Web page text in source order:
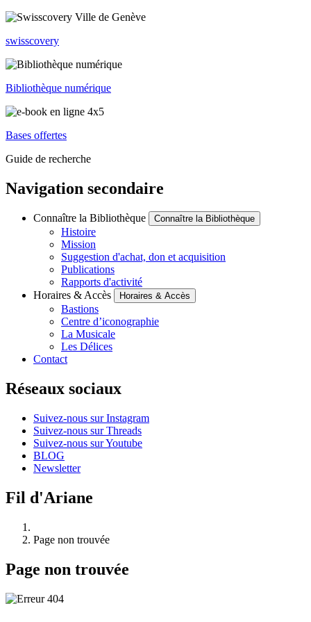
swisscovery
Bibliothèque numérique
Bases offertes
Guide de recherche
Navigation secondaire
Connaître la Bibliothèque Connaître la Bibliothèque
Histoire
Mission
Suggestion d'achat, don et acquisition
Publications
Rapports d'activité
Horaires & Accès
Horaires & Accès
Bastions
Centre d’iconographie
La Musicale
Les Délices
Contact
Réseaux sociaux
Suivez-nous sur Instagram
Suivez-nous sur Threads
Suivez-nous sur Youtube
BLOG
Newsletter
Fil d'Ariane
Page non trouvée
Page non trouvée